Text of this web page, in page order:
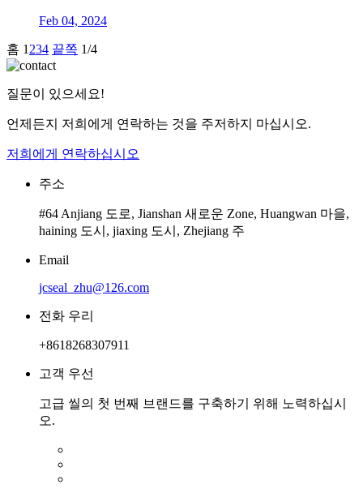
Feb 04, 2024
홈 1 234 끝쪽 1/4
질문이 있으세요!
언제든지 저희에게 연락하는 것을 주저하지 마십시오.
저희에게 연락하십시오
주소
#64 Anjiang 도로, Jianshan 새로운 Zone, Huangwan 마을,
haining 도시, jiaxing 도시, Zhejiang 주
Email
jcseal_zhu@126.com
전화 우리
+8618268307911
고객 우선
고급 씰의 첫 번째 브랜드를 구축하기 위해 노력하십시
오.